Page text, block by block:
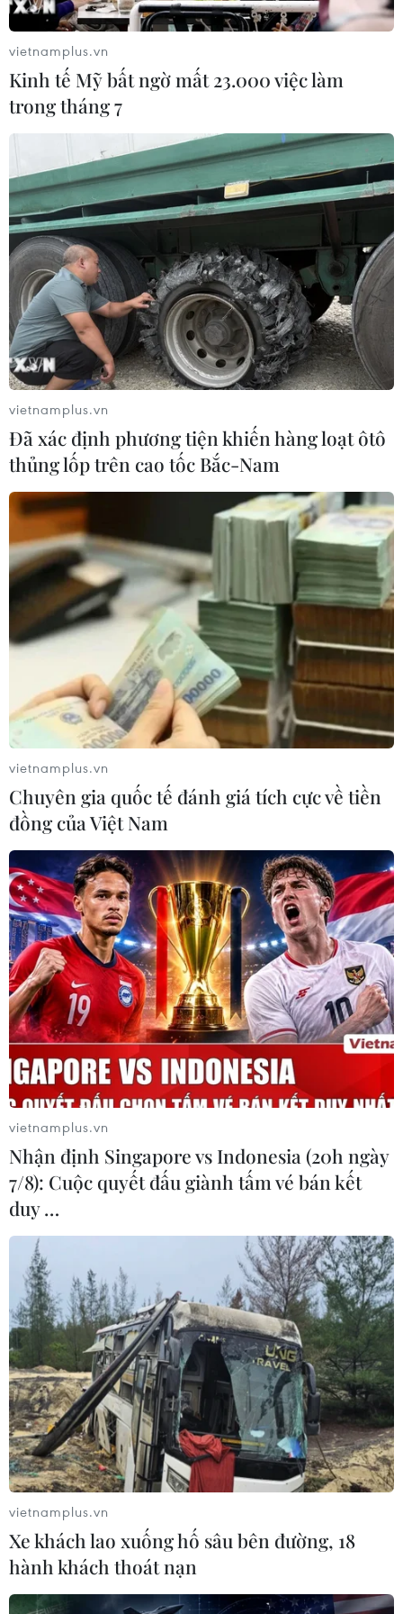
Cách mạng công nghiệp 4.0: Đường ngắn
nhất để doanh nghiệp bứt phá
03/12/2018 22:40
Một trong những thành tựu nổi bật của cách mạng công
nghiệp 4.0 là sự “nở rộ” của thương mại điện tử, bởi
vậy, nếu biết tận dụng điều này doanh nghiệp có thể
tiếp cận được với nhiều khách hàng hơn.
Trend Micro cảnh báo về những rủi ro mà
các nhà sản xuất thời Công nghiệp 4.0
đang đối mặt
10/04/2019 01:46
HỒNG KÔNG, TRUNG QUỐC – Media OutReach –
Ngày 8 tháng 4 năm 2019, Công ty cung cấp các giải
pháp an ninh mạng hàng đầu thếgiới Trend Micro
Incorporated (có mã cổ phiếu giao dịch chứng khoán tại
Sở giao dịch chứng khoán Tokyo là TYO: 4704; TSE:
4704) đã công bốmột công trình nghiên cứu mới cho
thấy, các […]
vietnamplus.vn
Kinh tế Mỹ bất ngờ mất 23.000 việc làm
trong tháng 7
vietnamplus.vn
Đã xác định phương tiện khiến hàng loạt ôtô
thủng lốp trên cao tốc Bắc-Nam
vietnamplus.vn
Chuyên gia quốc tế đánh giá tích cực về tiền
đồng của Việt Nam
vietnamplus.vn
Nhận định Singapore vs Indonesia (20h ngày
7/8): Cuộc quyết đấu giành tấm vé bán kết
duy …
vietnamplus.vn
Xe khách lao xuống hố sâu bên đường, 18
hành khách thoát nạn